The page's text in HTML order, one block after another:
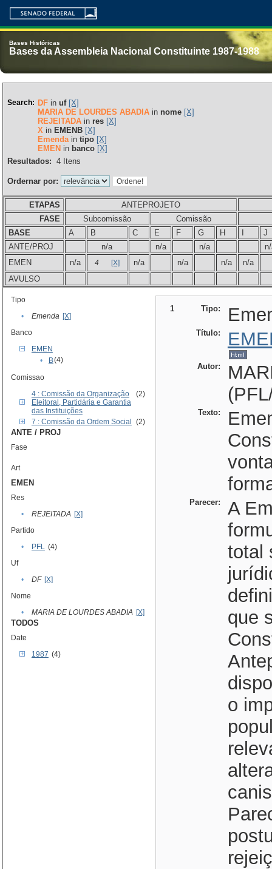
Bases Históricas
Bases da Assembleia Nacional Constituinte 1987-1988
Search: DFin uf [X]
MARIA DE LOURDES ABADIAin nome [X]
REJEITADAin res [X]
Xin EMENB [X]
Emendain tipo [X]
EMEN in banco [X]
Resultados: 4Itens
Ordernar por:
ETAPAS
ANTEPROJETO
FASE
Subcomissão
Comissão
BASE
A B C E F G H
J
ANTE/PROJ
n/a n/a n/a
EMEN
n/a 4 [X] n/a n/a n/a
n/a
AVULSO
Tipo
•
Emenda [X]
Banco
EMEN
•
B(4)
Comissao
4 : Comissão da Organização
Eleitoral, Partidária e Garantia
das Instituições
(2)
7 : Comissão da Ordem Social (2)
ANTE / PROJ
Fase
Art
EMEN
Res
•
REJEITADA [X]
Partido
•
PFL (4)
Uf
•
DF [X]
Nome
•
MARIA DE LOURDES ABADIA [X]
TODOS
Date
1987 (4)
1 Tipo:
Título:
Autor:
Texto:
Parecer:
A
total
que
o